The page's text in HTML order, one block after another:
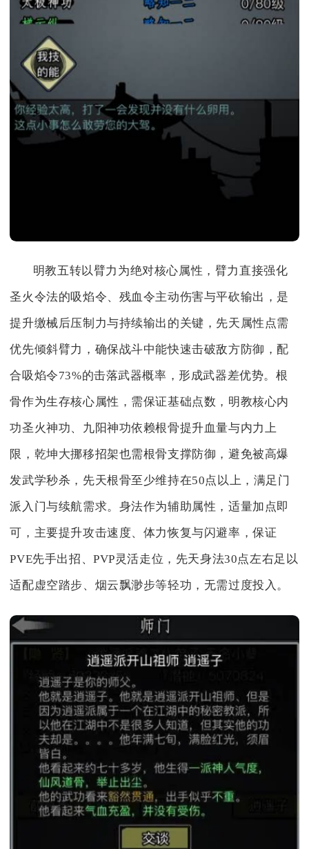
明教五转以臂力为绝对核心属性，臂力直接强化
圣火令法的吸焰令、残血令主动伤害与平砍输出，是
提升缴械后压制力与持续输出的关键，先天属性点需
优先倾斜臂力，确保战斗中能快速击破敌方防御，配
合吸焰令73%的击落武器概率，形成武器差优势。根
骨作为生存核心属性，需保证基础点数，明教核心内
功圣火神功、九阳神功依赖根骨提升血量与内力上
限，乾坤大挪移招架也需根骨支撑防御，避免被高爆
发武学秒杀，先天根骨至少维持在50点以上，满足门
派入门与续航需求。身法作为辅助属性，适量加点即
可，主要提升攻击速度、体力恢复与闪避率，保证
PVE先手出招、PVP灵活走位，先天身法30点左右足以
适配虚空踏步、烟云飘渺步等轻功，无需过度投入。